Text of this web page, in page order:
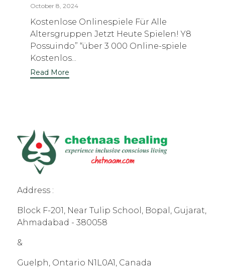
October 8, 2024
Kostenlose Onlinespiele Für Alle
Altersgruppen Jetzt Heute Spielen! Y8
Possuindo” “über 3 000 Online-spiele
Kostenlos...
Read More
Address :
Block F-201, Near Tulip School, Bopal, Gujarat,
Ahmadabad - 380058
&
Guelph, Ontario N1L0A1, Canada